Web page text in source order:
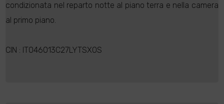
condizionata nel reparto notte al piano terra e nella camera
al primo piano.
CIN : IT046013C27LYTSXOS